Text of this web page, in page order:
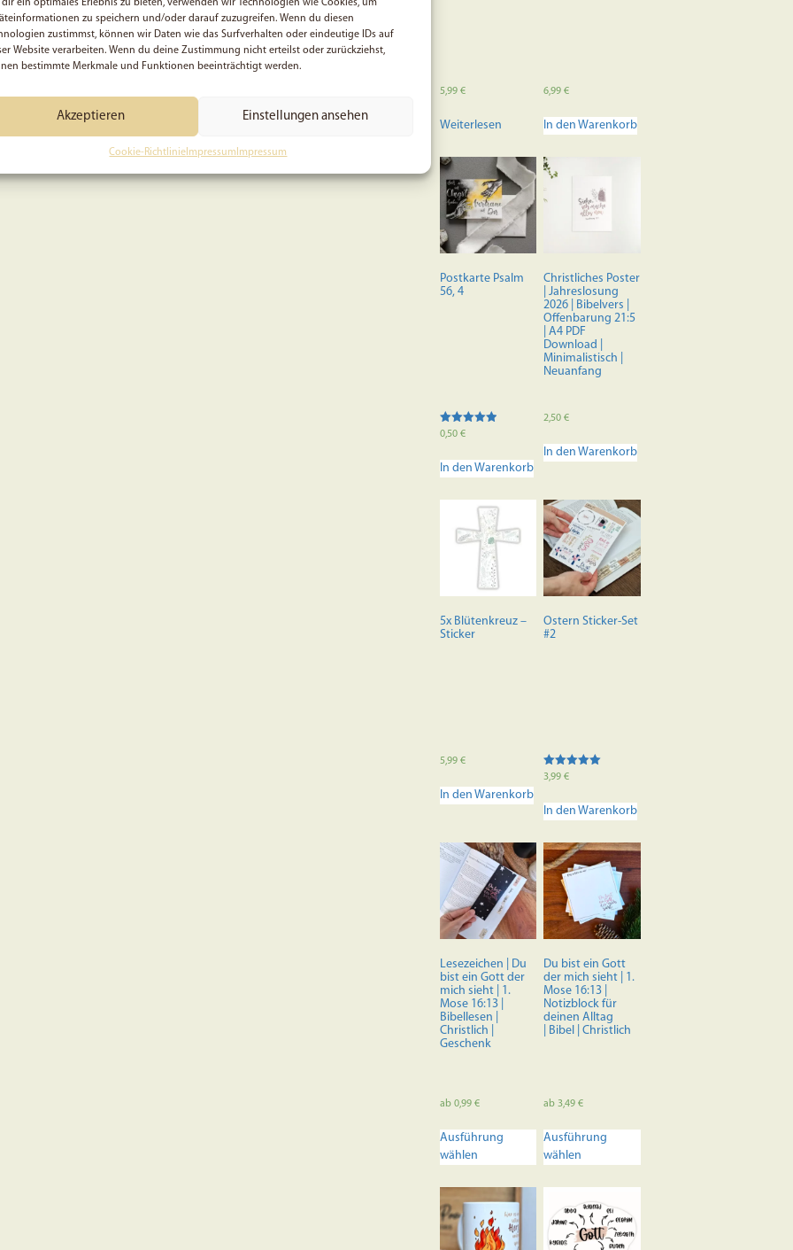
dir ein optimales Erlebnis zu bieten, verwenden wir Technologien wie Cookies, um
zu speichern und/oder darauf zuzugreifen. Wenn du diesen
zustimmst, können wir Daten wie das Surfverhalten oder eindeutige IDs auf
Website verarbeiten. Wenn du deine Zustimmung nicht erteilst oder zurückziehst,
bestimmte Merkmale und Funktionen beeinträchtigt werden.
Akzeptieren Einstellungen ansehen
Cookie-Richtlinie Impressum Impressum
5,99 €
Weiterlesen
6,99€
In den Warenkorb
Postkarte Psalm
56, 4
Bewertet mit
0,50 €
In den Warenkorb
Christliches Poster
| Jahreslosung
2026 | Bibelvers |
Offenbarung 21:5
| A4 PDF
Download |
Minimalistisch |
Neuanfang
2,50€
In den Warenkorb
5x Blütenkreuz –
Sticker
5,99 €
In den Warenkorb
Ostern Sticker-Set
#2
Bewertet mit
3,99€
In den Warenkorb
Lesezeichen | Du
bist ein Gott der
mich sieht | 1.
Mose 16:13 |
Bibellesen |
Christlich |
Geschenk
ab 0,99 €
Ausführung
wählen
Produkt
weist
Du bist ein Gott
der mich sieht | 1.
Mose 16:13 |
Notizblock für
deinen Alltag
| Bibel | Christlich
ab3,49€
Ausführung
wählen